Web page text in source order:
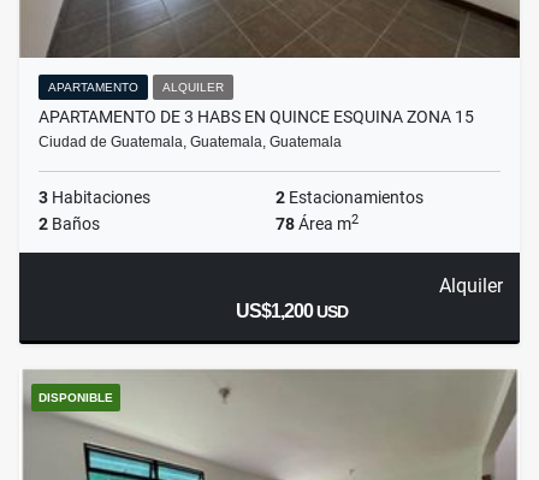
APARTAMENTO ALQUILER
APARTAMENTO DE 3 HABS EN QUINCE ESQUINA ZONA 15
Ciudad de Guatemala, Guatemala, Guatemala
3 Habitaciones 2 Estacionamientos
2 Baños 78Área m2
Alquiler
US$1,200USD
DISPONIBLE